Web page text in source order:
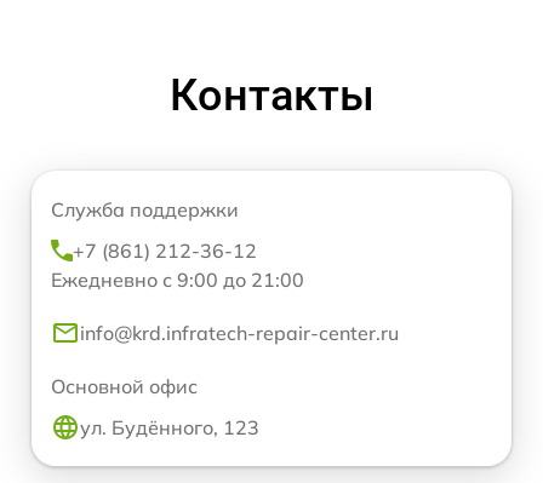
Контакты
Служба поддержки
+7 (861) 212-36-12
Ежедневно с 9:00 до 21:00
info@krd.infratech-repair-center.ru
Основной офис
ул. Будённого, 123